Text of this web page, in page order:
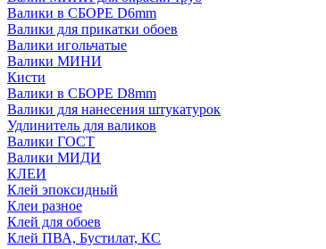
Валики в СБОРЕ D6mm
Валики для прикатки обоев
Валики игольчатые
Валики МИНИ
Кисти
Валики в СБОРЕ D8mm
Валики для нанесения штукатурок
Удлинитель для валиков
Валики ГОСТ
Валики МИДИ
КЛЕИ
Клей эпоксидный
Клеи разное
Клей для обоев
Клей ПВА, Бустилат, КС